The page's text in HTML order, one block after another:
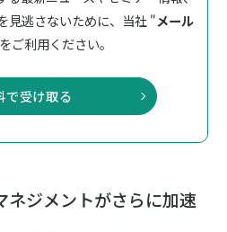
逃さないために、 当社 "メール
ご利用ください。
で受け取る
ネジメントがさらに加速